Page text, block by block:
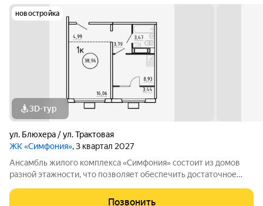
новостройка
3D-тур
ул. Блюхера / ул. Трактовая
ЖК «Симфония», 3 квартал 2027
Ансамбль жилого комплекса «Симфония» состоит из домов
разной этажности, что позволяет обеспечить достаточное
времени и предлагаем квартиры с уже готовой базовой
Позвонить